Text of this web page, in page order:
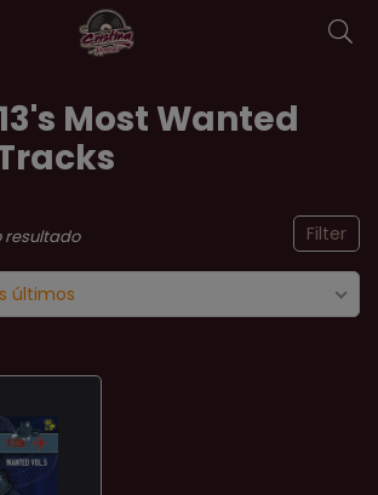
Most Wanted
Filter
resultado
últimos